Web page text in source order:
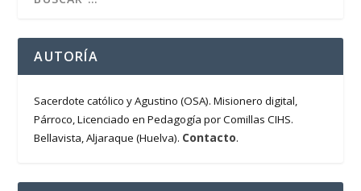
AUTORÍA
Sacerdote católico y Agustino (OSA). Misionero digital,
Párroco, Licenciado en Pedagogía por Comillas CIHS.
Bellavista, Aljaraque (Huelva). Contacto.